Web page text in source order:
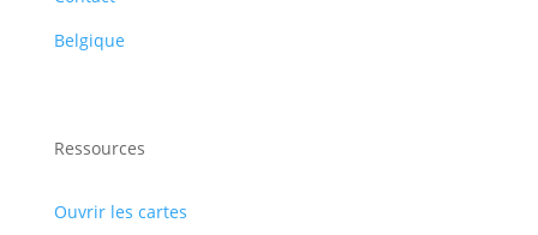
Belgique
Ressources
Ouvrir les cartes